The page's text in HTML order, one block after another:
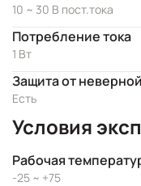
10 ~ 30 В пост.тока
Потребление тока
1 Вт
Защита от
Есть
Условия
Рабочая
-25 ~ +75